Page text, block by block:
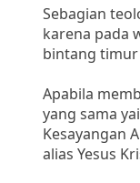
Sebagian
karena pada
bintang timur
Apabila
yang sama
Kesayangan
alias Yesus